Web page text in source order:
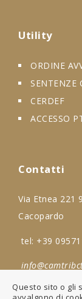
Utility
ORDINE
SENTENZE
CERDEF
ACCESSO
Contatti
Via Etnea 221
Cacopardo
tel: +39
Questo sito o gli